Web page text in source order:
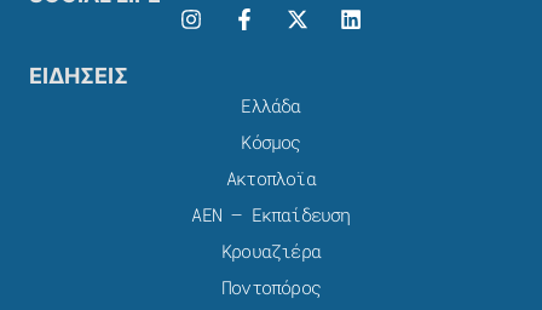
ΕΙΔΗΣΕΙΣ
Ελλάδα
Κόσμος
Ακτοπλοϊα
ΑΕΝ – Εκπαίδευση
Κρουαζιέρα
Ποντοπόρος